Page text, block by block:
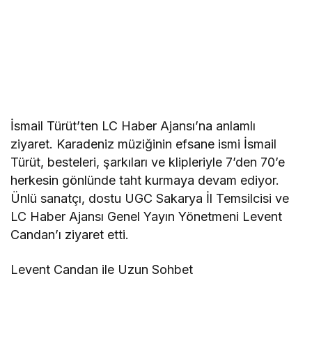
İsmail Türüt’ten LC Haber Ajansı’na anlamlı
ziyaret. Karadeniz müziğinin efsane ismi İsmail
Türüt, besteleri, şarkıları ve klipleriyle 7’den 70’e
herkesin gönlünde taht kurmaya devam ediyor.
Ünlü sanatçı, dostu UGC Sakarya İl Temsilcisi ve
LC Haber Ajansı Genel Yayın Yönetmeni Levent
Candan’ı ziyaret etti.
Levent Candan ile Uzun Sohbet